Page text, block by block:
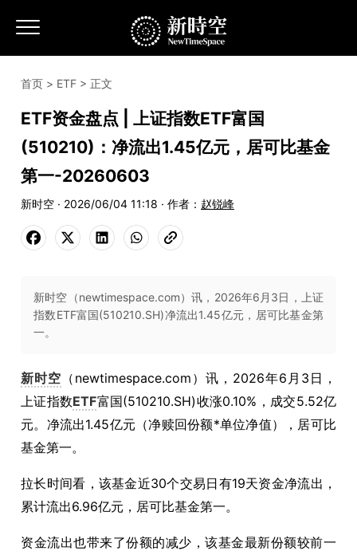
首页 > ETF > 正文
ETF资金盘点 | 上证指数ETF富国
(510210)：净流出1.45亿元，居可比基金
第一-20260603
新时空 · 2026/06/04 11:18 · 作者： 赵锐峰
新时空（newtimespace.com）讯，2026年6月3日，上证
指数ETF富国(510210.SH)净流出1.45亿元，居可比基金第
一。
新时空 （ newtimespace.com ）讯， 2026年6月3日，
上证指数ETF富国(510210.SH)收涨0.10%，成交5.52亿
元。净流出1.45亿元（净赎回份额*单位净值），居可比
基金第一。
拉长时间看，该基金近30个交易日有19天资金净流出，
累计流出6.96亿元，居可比基金第一。
资金流出也带来了份额的减少，该基金最新份额较前一